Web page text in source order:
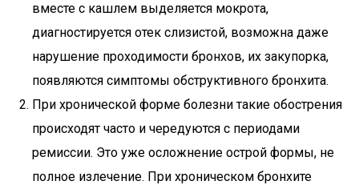
вместе с кашлем выделяется мокрота,
диагностируется отек слизистой, возможна даже
нарушение проходимости бронхов, их закупорка,
появляются симптомы обструктивного бронхита.
При хронической форме болезни такие обострения
происходят часто и чередуются с периодами
ремиссии. Это уже осложнение острой формы, не
полное излечение. При хроническом бронхите